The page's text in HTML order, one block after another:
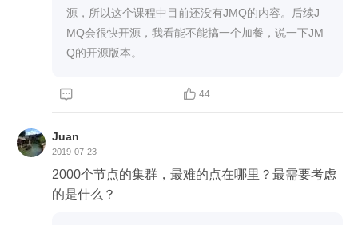
源，所以这个课程中目前还没有JMQ的内容。后续J
MQ会很快开源，我看能不能搞一个加餐，说一下JM
Q的开源版本。
  44
Juan
2019-07-23
2000个节点的集群，最难的点在哪里？最需要考虑
的是什么？